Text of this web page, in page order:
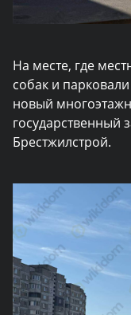
На месте, где
собак и
новый
государственный
Брестжилстрой.